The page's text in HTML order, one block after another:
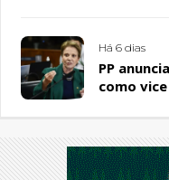
Há 6 dias
PP
como